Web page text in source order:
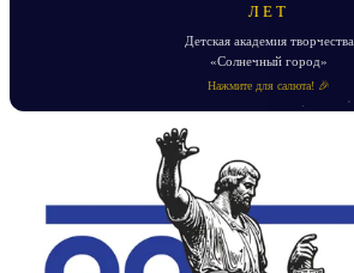
ЛЕТ
Детская академия творчества
«Солнечный город»
Нажмите для салюта! 🎉